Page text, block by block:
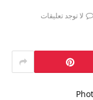
لا توجد تعليقات